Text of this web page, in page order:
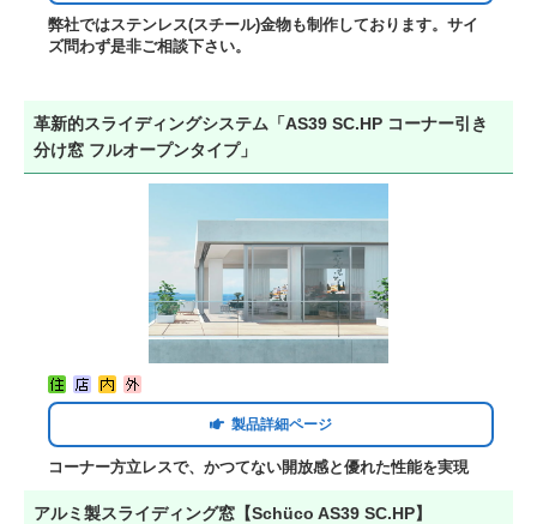
弊社ではステンレス(スチール)金物も制作しております。サイ
ズ問わず是非ご相談下さい。
革新的スライディングシステム「AS39 SC.HP コーナー引き
分け窓 フルオープンタイプ」
製品詳細ページ
コーナー方立レスで、かつてない開放感と優れた性能を実現
アルミ製スライディング窓【Schüco AS39 SC.HP】